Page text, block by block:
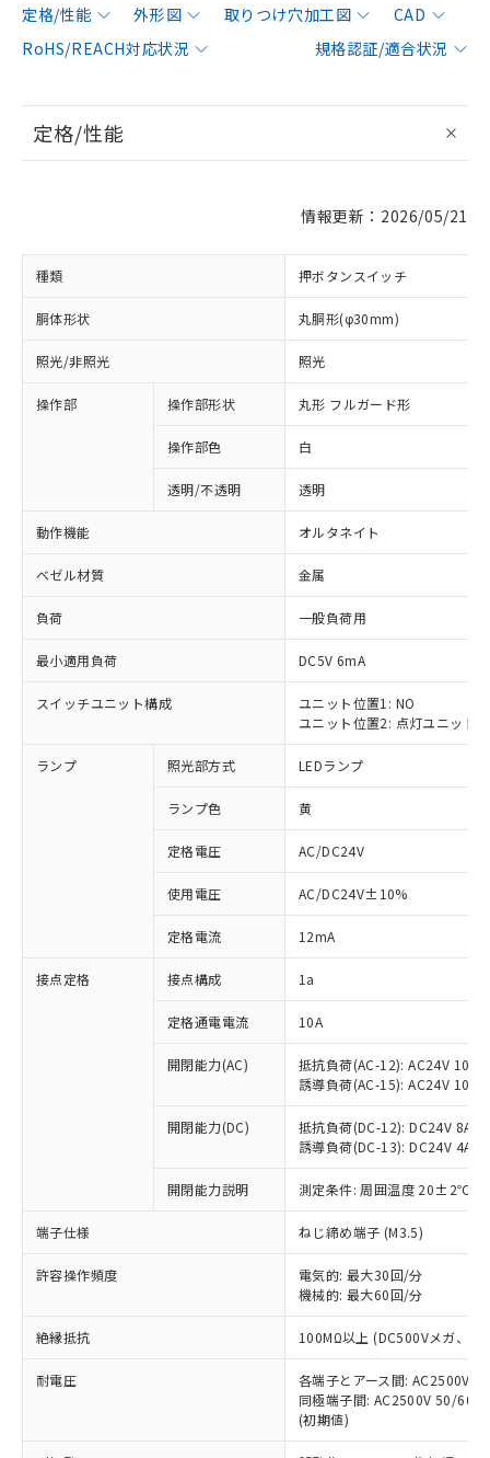
定格/性能 外形図 取りつけ穴加工図
CAD
RoHS/REACH対応状況
規格認証/適合状況
定格/性能
情報更新：2026/05/21
種類 押ボタンスイッチ
胴体形状 丸胴形(φ30mm)
照光/非照光 照光
操作部 操作部形状 丸形 フルガード形
操作部色 白
透明/不透明 透明
動作機能 オルタネイト
ベゼル材質 金属
負荷 一般負荷用
最小適用負荷 DC5V 6mA
スイッチユニット構成
ユニット位置1: NO
ユニット位置2: 点灯ユニット
ランプ 照光部方式 LEDランプ
ランプ色 黄
定格電圧 AC/DC24V
使用電圧 AC/DC24V±10%
定格電流 12mA
接点定格 接点構成 1a
定格通電電流 10A
開閉能力(AC)
抵抗負荷(AC-12): AC24V 10A/
誘導負荷(AC-15): AC24V
開閉能力(DC)
抵抗負荷(DC-12): DC24V 8A/
誘導負荷(DC-13): DC24V 4A/
開閉能力説明 測定条件: 周囲温度 20±2℃、
端子仕様 ねじ締め端子 (M3.5)
許容操作頻度
電気的: 最大30回/分
機械的: 最大60回/分
絶縁抵抗 100MΩ以上 (DC500Vメガ、点
耐電圧
各端子とアース間: AC2500V
同極端子間: AC2500V 50/
(初期値)
ご利用条件
以下の条件をお読みいただき、同意のうえ
ご利用ください。
本サービスは、当社制御機器事業取扱
商品の当社在庫状況および標準価格
(税抜)を提供させていただくもので
当社制御機器事業取扱商品の中には、
本サービスの対象外となる商品もある
ことをご了承ください。
在庫状況および標準価格照会結果は、
記載している更新日時点での社内デー
タに基づき作成されるものであり、閲
覧された時点での実際の在庫および標
準価格とは異なる場合があることをご
※1 対応状況
対応済み：EU RoHS指令（10物質）の
非含有に対応した製品が提供可能な商品で
対応予定：EU RoHS指令（10物質）の非含
有に対応した製品に切り替える予定のある
対応予定なし：EU RoHS指令（10物質）の
非含有に非対応の商品で、対応品を出す予
定はありません。
調査・確認中：EU RoHS指令（10物質）の
非含有の対応状況を調査中または確認中の
非該当品：ライセンス料など無形物で、有
害物質有無と関係のない商品です。
仕入先様の事情により、非含有部品として
いたものが、含有品と判明した場合などや
むを得ず変更することがあります。
鉛(Pb) 1000ppm以下、 水銀(Hg) 1000ppm以下、 カド
六価クロム(Cr(Ⅵ)) 1000ppm以下、ポリ臭化ビフェニル
類(PBB) 1000ppm以下、ポリ臭化ジフェニルエーテル類
(PBDE) 1000ppm以下、フタル酸ビス(2-エチルヘキシ
※1 中国RoHS○×表
「○」：最大均質材料含有率が中国RoHSの
基準値以下であることを示します。
「×」：最大均質材料含有率が中国RoHSの
基準値を超えていることを示します。
「－」：未確認です。当社販売部門へお問
い合わせください。
*中国RoHS10物質の基準値 (GB/T26572)：
Pb(鉛) :1000ppm、 Hg(水銀) : 1000ppm、 Cd(カドミウ
Cr(Ⅵ)(六価クロム) : 1000ppm、 PBBs(ポリ臭化ビフェ
当社は、これら貴社製品のうち、外国
為替および外国貿易法に定める商品
（以下｢規制貨物等」という）を輸出
国政府の輸出許可(または役務取引許
可)を取得するなどの必要な手続きを